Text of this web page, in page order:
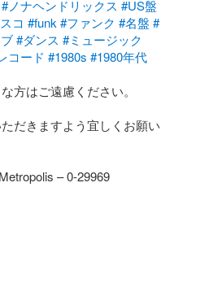
#ノナヘンドリックス #US盤
コ #funk #ファンク #名盤 #
#ダンス #ミュージック
コード #1980s #1980年代
方はご遠慮ください。
だきますよう宜しくお願い
– 0-29969